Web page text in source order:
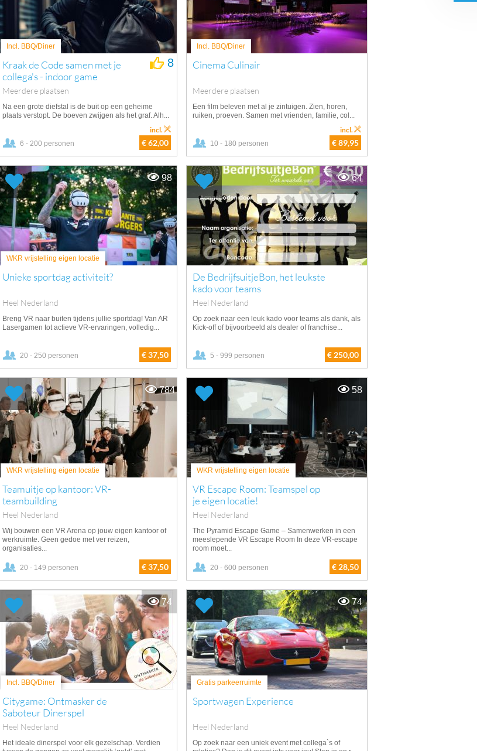
Incl. BBQ/Diner
Kraak de Code samen met je
collega's - indoor game
Meerdere plaatsen
8
Na een grote diefstal is de buit op een geheime
plaats verstopt. De boeven zwijgen als het graf. Alh...
6 - 200 personen € 62,00
incl.
Incl. BBQ/Diner
Cinema Culinair
Meerdere plaatsen
Een film beleven met al je zintuigen. Zien, horen,
ruiken, proeven. Samen met vrienden, familie, col...
10 - 180 personen € 89,95
incl.
WKR vrijstelling eigen locatie
Unieke sportdag activiteit?
Heel Nederland
Breng VR naar buiten tijdens jullie sportdag! Van AR
Lasergamen tot actieve VR-ervaringen, volledig...
20 - 250 personen € 37,50
98
De BedrijfsuitjeBon, het leukste
kado voor teams
Heel Nederland
Op zoek naar een leuk kado voor teams als dank, als
Kick-off of bijvoorbeeld als dealer of franchise...
5 - 999 personen € 250,00
64
WKR vrijstelling eigen locatie
Teamuitje op kantoor: VR-
teambuilding
Heel Nederland
Wij bouwen een VR Arena op jouw eigen kantoor of
werkruimte. Geen gedoe met ver reizen,
organisaties...
20 - 149 personen € 37,50
784
WKR vrijstelling eigen locatie
VR Escape Room: Teamspel op
je eigen locatie!
Heel Nederland
The Pyramid Escape Game – Samenwerken in een
meeslepende VR Escape Room In deze VR-escape
room moet...
20 - 600 personen € 28,50
58
Incl. BBQ/Diner
Citygame: Ontmasker de
Saboteur Dinerspel
Heel Nederland
Het ideale dinerspel voor elk gezelschap. Verdien
74
Gratis parkeerruimte
Sportwagen Experience
Heel Nederland
Op zoek naar een uniek event met collega`s of
74